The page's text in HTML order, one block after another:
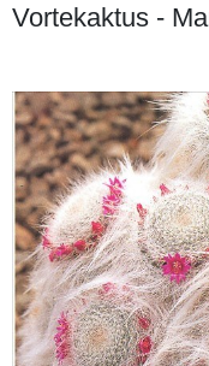
Vortekaktus -